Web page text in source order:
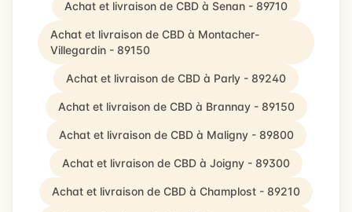
Achat et livraison de CBD à Senan - 89710
Achat et livraison de CBD à Montacher-
Villegardin - 89150
Achat et livraison de CBD à Parly - 89240
Achat et livraison de CBD à Brannay - 89150
Achat et livraison de CBD à Maligny - 89800
Achat et livraison de CBD à Joigny - 89300
Achat et livraison de CBD à Champlost - 89210